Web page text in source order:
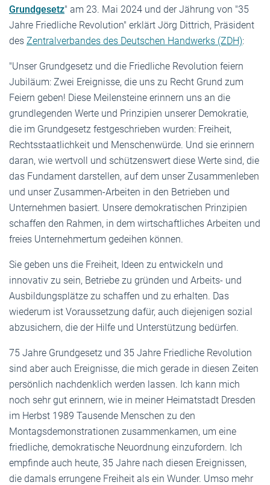
Grundgesetz" am 23. Mai 2024 und der Jährung von "35
Jahre Friedliche Revolution" erklärt Jörg Dittrich, Präsident
des Zentralverbandes des Deutschen Handwerks (ZDH):
"Unser Grundgesetz und die Friedliche Revolution feiern
Jubiläum: Zwei Ereignisse, die uns zu Recht Grund zum
Feiern geben! Diese Meilensteine erinnern uns an die
grundlegenden Werte und Prinzipien unserer Demokratie,
die im Grundgesetz festgeschrieben wurden: Freiheit,
Rechtsstaatlichkeit und Menschenwürde. Und sie erinnern
daran, wie wertvoll und schützenswert diese Werte sind, die
das Fundament darstellen, auf dem unser Zusammenleben
und unser Zusammen-Arbeiten in den Betrieben und
Unternehmen basiert. Unsere demokratischen Prinzipien
schaffen den Rahmen, in dem wirtschaftliches Arbeiten und
freies Unternehmertum gedeihen können.
Sie geben uns die Freiheit, Ideen zu entwickeln und
innovativ zu sein, Betriebe zu gründen und Arbeits- und
Ausbildungsplätze zu schaffen und zu erhalten. Das
wiederum ist Voraussetzung dafür, auch diejenigen sozial
abzusichern, die der Hilfe und Unterstützung bedürfen.
75 Jahre Grundgesetz und 35 Jahre Friedliche Revolution
sind aber auch Ereignisse, die mich gerade in diesen Zeiten
persönlich nachdenklich werden lassen. Ich kann mich
noch sehr gut erinnern, wie in meiner Heimatstadt Dresden
im Herbst 1989 Tausende Menschen zu den
Montagsdemonstrationen zusammenkamen, um eine
friedliche, demokratische Neuordnung einzufordern. Ich
empfinde auch heute, 35 Jahre nach diesen Ereignissen,
die damals errungene Freiheit als ein Wunder. Umso mehr